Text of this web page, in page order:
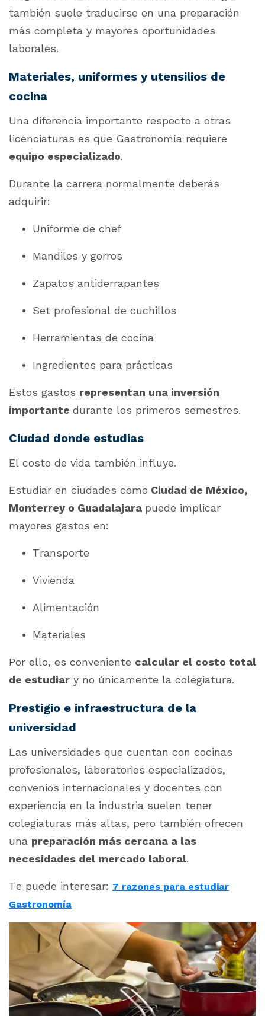
también suele traducirse en una preparación
más completa y mayores oportunidades
laborales.
Materiales, uniformes y utensilios de
cocina
Una diferencia importante respecto a otras
licenciaturas es que Gastronomía requiere
equipo especializado.
Durante la carrera normalmente deberás
adquirir:
Uniforme de chef
Mandiles y gorros
Zapatos antiderrapantes
Set profesional de cuchillos
Herramientas de cocina
Ingredientes para prácticas
Estos gastos representan una inversión
importante durante los primeros semestres.
Ciudad donde estudias
El costo de vida también influye.
Estudiar en ciudades como Ciudad de México,
Monterrey o Guadalajara puede implicar
mayores gastos en:
Transporte
Vivienda
Alimentación
Materiales
Por ello, es conveniente calcular el costo total
de estudiar y no únicamente la colegiatura.
Prestigio e infraestructura de la
universidad
Las universidades que cuentan con cocinas
profesionales, laboratorios especializados,
convenios internacionales y docentes con
experiencia en la industria suelen tener
colegiaturas más altas, pero también ofrecen
una preparación más cercana a las
necesidades del mercado laboral.
Te puede interesar: 7 razones para estudiar
Gastronomía